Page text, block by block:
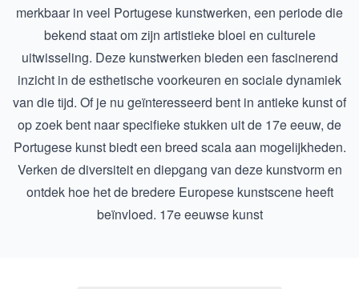
merkbaar in veel Portugese kunstwerken, een periode die
bekend staat om zijn artistieke bloei en culturele
uitwisseling. Deze kunstwerken bieden een fascinerend
inzicht in de esthetische voorkeuren en sociale dynamiek
van die tijd. Of je nu geïnteresseerd bent in antieke kunst of
op zoek bent naar specifieke stukken uit de 17e eeuw, de
Portugese kunst biedt een breed scala aan mogelijkheden.
Verken de diversiteit en diepgang van deze kunstvorm en
ontdek hoe het de bredere Europese kunstscene heeft
beïnvloed. 17e eeuwse kunst